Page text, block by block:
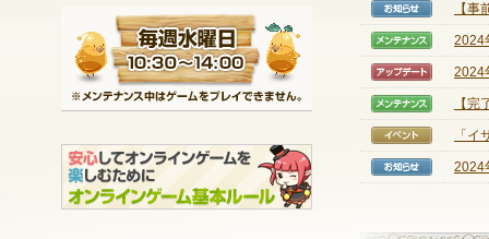
毎週水曜日 10:30
※メンテナンス中は
【お
【
【メ
2024
【ア
2024
【メ
【
【イ
「
【お
2024